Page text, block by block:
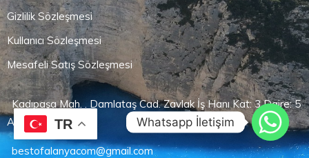
Gizlilik Sözleşmesi
Kullanıcı Sözleşmesi
Mesafeli Satış Sözleşmesi
Kadıpaşa Mah. . Damlataş Cad. Zavlak İş Hanı Kat: 3 Daire: 5
Alanya / Antalya
bestofalanyacom@gmail.com
TR Whatsapp İletişim